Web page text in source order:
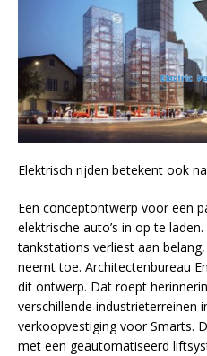
Elektrisch rijden betekent ook
Een conceptontwerp voor een
elektrische auto’s in op te
tankstations verliest aan
neemt toe. Architectenbureau
dit ontwerp. Dat roept
verschillende industrieterreinen
verkoopvestiging voor Smarts.
met een geautomatiseerd